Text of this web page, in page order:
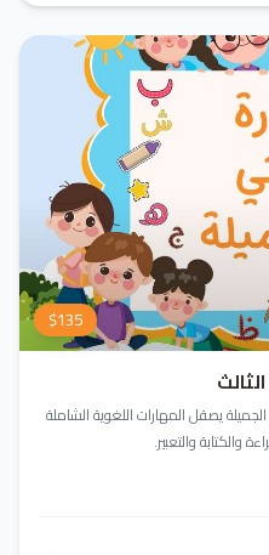
$135
يصقل المهارات اللغوية الشاملة
والكتابة والتعبير.